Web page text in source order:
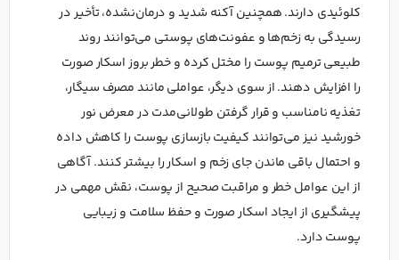
کلوئیدی دارند. همچنین آکنه شدید و درمان‌نشده، تأخیر در
رسیدگی به زخم‌ها و عفونت‌های پوستی می‌توانند روند
طبیعی ترمیم پوست را مختل کرده و خطر بروز اسکار صورت
را افزایش دهند. از سوی دیگر، عواملی مانند مصرف سیگار،
تغذیه نامناسب و قرار گرفتن طولانی‌مدت در معرض نور
خورشید نیز می‌توانند کیفیت بازسازی پوست را کاهش داده
و احتمال باقی ماندن جای زخم و اسکار را بیشتر کنند. آگاهی
از این عوامل خطر و مراقبت صحیح از پوست، نقش مهمی در
پیشگیری از ایجاد اسکار صورت و حفظ سلامت و زیبایی
پوست دارد.